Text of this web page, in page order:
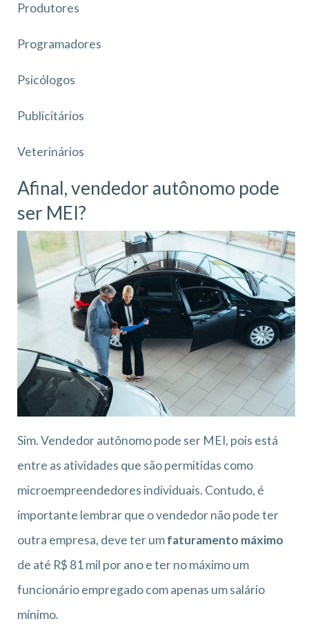
Produtores
Programadores
Psicólogos
Publicitários
Veterinários
Afinal, vendedor autônomo pode
ser MEI?
Sim. Vendedor autônomo pode ser MEI, pois está
entre as atividades que são permitidas como
microempreendedores individuais. Contudo, é
importante lembrar que o vendedor não pode ter
outra empresa, deve ter umfaturamento máximo
de até R$ 81 mil por ano e ter no máximo um
funcionário empregado com apenas um salário
mínimo.